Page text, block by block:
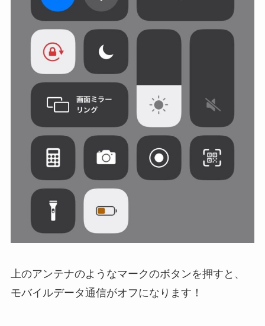
上のアンテナのようなマークのボタンを押すと、
モバイルデータ通信がオフになります！